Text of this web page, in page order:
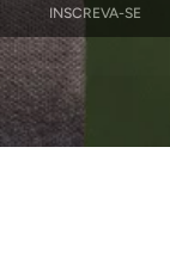
INSCREVA-SE